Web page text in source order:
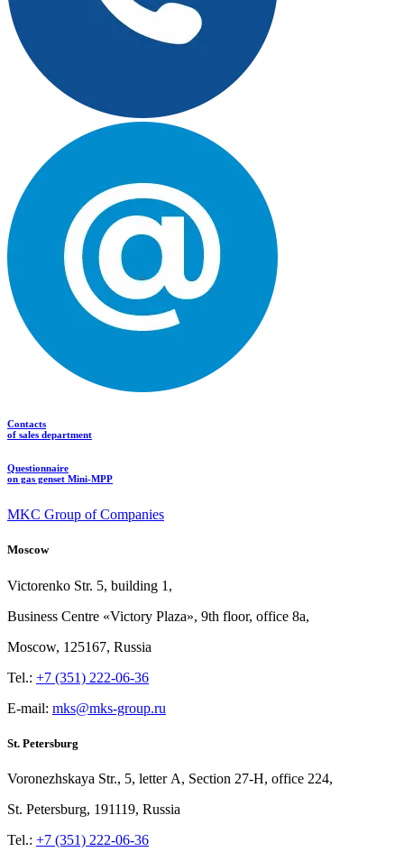
Contacts
of sales department
Questionnaire
on gas genset Mini-MPP
MKC Group of Companies
Moscow
Victorenko Str. 5, building 1,
Business Centre «Victory Plaza», 9th floor, office 8a,
Moscow, 125167, Russia
Tel.: +7 (351) 222-06-36
E-mail: mks@mks-group.ru
St. Petersburg
Voronezhskaya Str., 5, letter A, Section 27-Н, office 224,
St. Petersburg, 191119, Russia
Tel.: +7 (351) 222-06-36